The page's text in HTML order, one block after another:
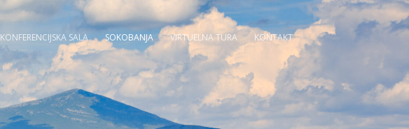
KONFERENCIJSKA SALA SOKOBANJA VIRTUELNA TURA KONTAKT